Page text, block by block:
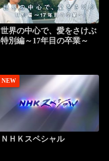
世界の中心で、愛をさけぶ
特別編～17年目の卒業～
NEW
ＮＨＫスペシャル